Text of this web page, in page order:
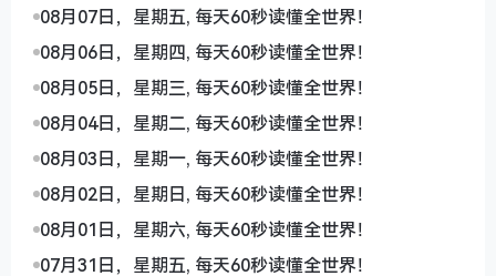
08月07日，星期五, 每天60秒读懂全世界！
08月06日，星期四, 每天60秒读懂全世界！
08月05日，星期三, 每天60秒读懂全世界！
08月04日，星期二, 每天60秒读懂全世界！
08月03日，星期一, 每天60秒读懂全世界！
08月02日，星期日, 每天60秒读懂全世界！
08月01日，星期六, 每天60秒读懂全世界！
07月31日，星期五, 每天60秒读懂全世界！